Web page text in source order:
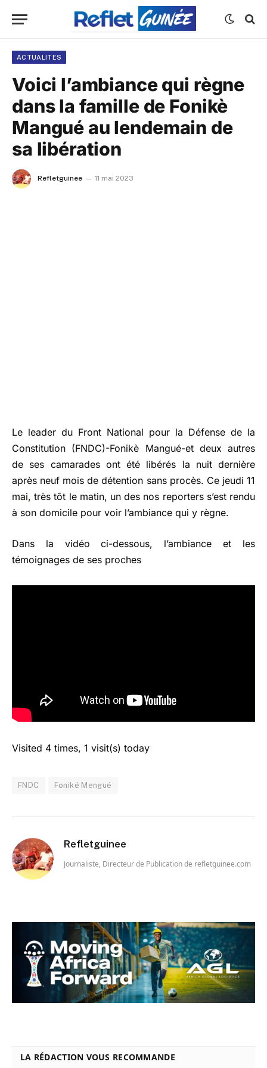
ACTUALITES
Voici l’ambiance qui règne
dans la famille de Fonikè
Mangué au lendemain de
sa libération
Refletguinee 11 mai 2023
Le leader du Front National pour la Défense de la
Constitution (FNDC)-Fonikè Mangué-et deux autres
de ses camarades ont été libérés la nuit dernière
après neuf mois de détention sans procès. Ce jeudi 11
mai, très tôt le matin, un des nos reporters s’est rendu
à son domicile pour voir l’ambiance qui y règne.
Dans la vidéo ci-dessous, l’ambiance et les
témoignages de ses proches
Visited 4 times, 1 visit(s) today
FNDC Foniké Mengué
Refletguinee
Journaliste, Directeur de Publication de refletguinee.com
LA RÉDACTION VOUS RECOMMANDE